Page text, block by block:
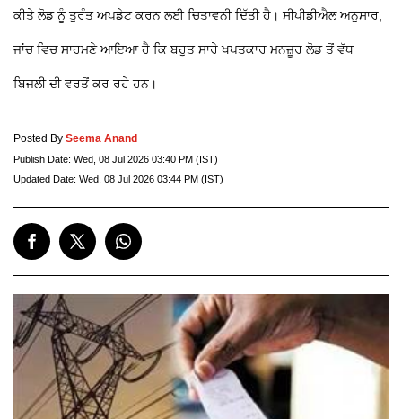
ਕੀਤੇ ਲੋਡ ਨੂੰ ਤੁਰੰਤ ਅਪਡੇਟ ਕਰਨ ਲਈ ਚਿਤਾਵਨੀ ਦਿੱਤੀ ਹੈ। ਸੀਪੀਡੀਐਲ ਅਨੁਸਾਰ,
ਜਾਂਚ ਵਿਚ ਸਾਹਮਣੇ ਆਇਆ ਹੈ ਕਿ ਬਹੁਤ ਸਾਰੇ ਖਪਤਕਾਰ ਮਨਜ਼ੂਰ ਲੋਡ ਤੋਂ ਵੱਧ
ਬਿਜਲੀ ਦੀ ਵਰਤੋਂ ਕਰ ਰਹੇ ਹਨ।
Posted By Seema Anand
Publish Date: Wed, 08 Jul 2026 03:40 PM (IST)
Updated Date: Wed, 08 Jul 2026 03:44 PM (IST)